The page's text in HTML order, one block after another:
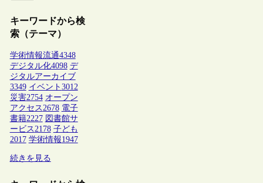
キーワードから検
索（テーマ）
学術情報流通4348
デジタル化4098 デ
ジタルアーカイブ
3349 イベント 3012
災害2754 オープン
アクセス 2678 電子
書籍2227 図書館サ
ービス 2178 子ども
2017 学術情報1947
続きを見る